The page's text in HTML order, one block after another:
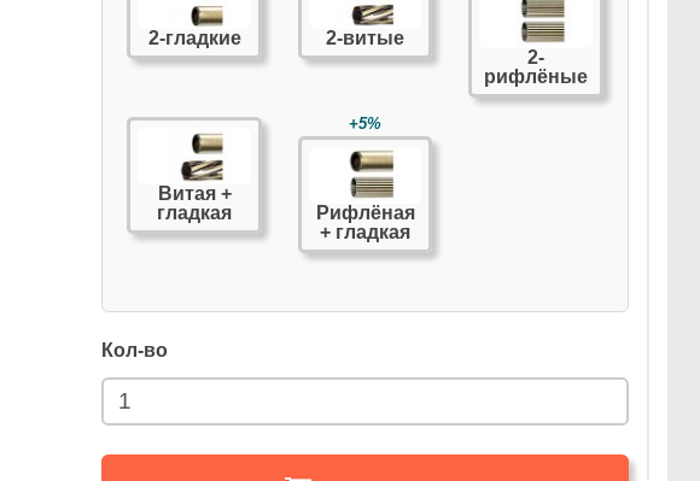
2-гладкие
2-витые
2-
рифлёные
Витая +
гладкая
+5%
Рифлёная
+ гладкая
Кол-во